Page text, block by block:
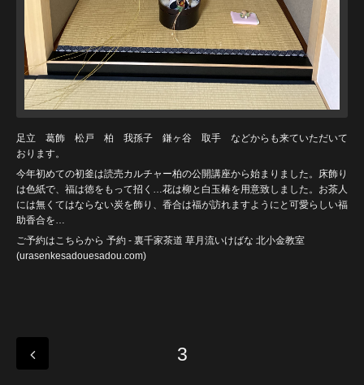
足立 葛飾 松戸 柏 我孫子 鎌ヶ谷 取手 などからも来ていただいて
おります。
今年初めての初釜は読売カルチャー柏の公開講座から始まりました。床飾り
は色紙で、福は徳をもって招く…花は柳と白玉椿を用意致しました。お茶人
には無くてはならない炭を飾り、香合は福が訪れますようにと可愛らしい福
助香合を…
ご予約はこちらから 予約 - 裏千家茶道 草月流いけばな 北小金教室
(urasenkesadouesadou .com)
3